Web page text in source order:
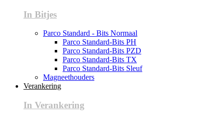
In Bitjes
Parco Standard - Bits Normaal
Parco Standard-Bits PH
Parco Standard-Bits PZD
Parco Standard-Bits TX
Parco Standard-Bits Sleuf
Magneethouders
Verankering
In Verankering